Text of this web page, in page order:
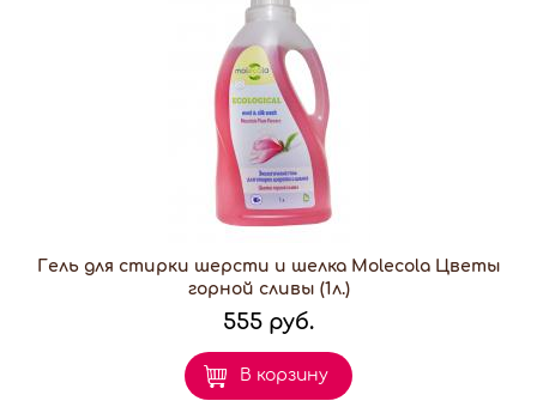
Гель для стирки шерсти и шелка Molecola Цветы
горной сливы (1л.)
555 руб.
В корзину